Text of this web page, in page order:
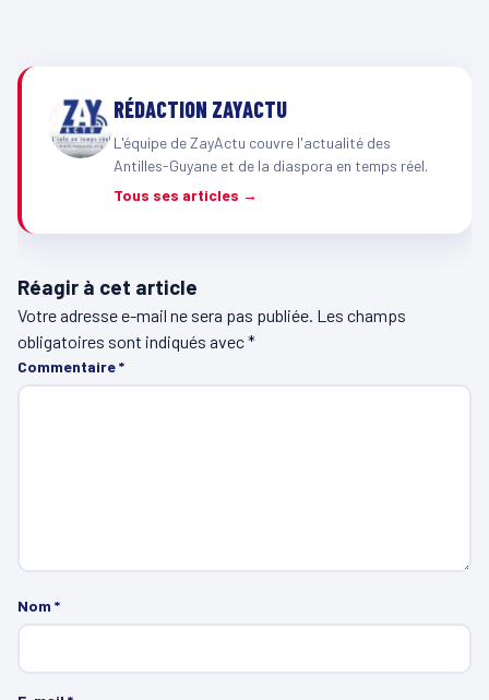
RÉDACTION ZAYACTU
L'équipe de ZayActu couvre l'actualité des
Antilles-Guyane et de la diaspora en temps réel.
Tous ses articles →
Réagir à cet article
Votre adresse e-mail ne sera pas publiée. Les champs
obligatoires sont indiqués avec*
Commentaire*
Nom *